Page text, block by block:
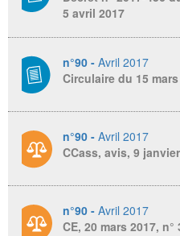
5 avril 2017
n°90 - Avril 2017
Circulaire du 15
n°90 - Avril 2017
CCass, avis, 9
n°90 - Avril 2017
CE, 20 mars 2017, n°